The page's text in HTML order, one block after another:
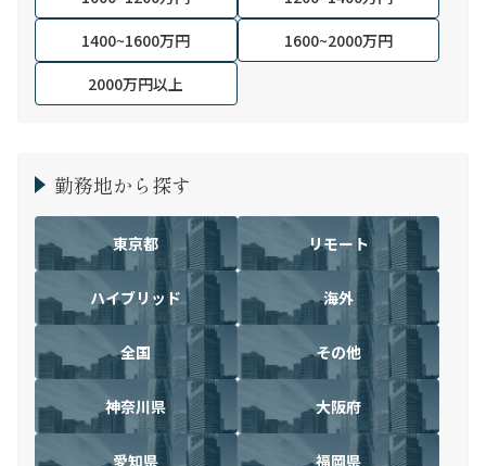
1400~1600万円
1600~2000万円
2000万円以上
勤務地から探す
東京都 リモート
ハイブリッド 海外
全国 その他
神奈川県 大阪府
愛知県 福岡県